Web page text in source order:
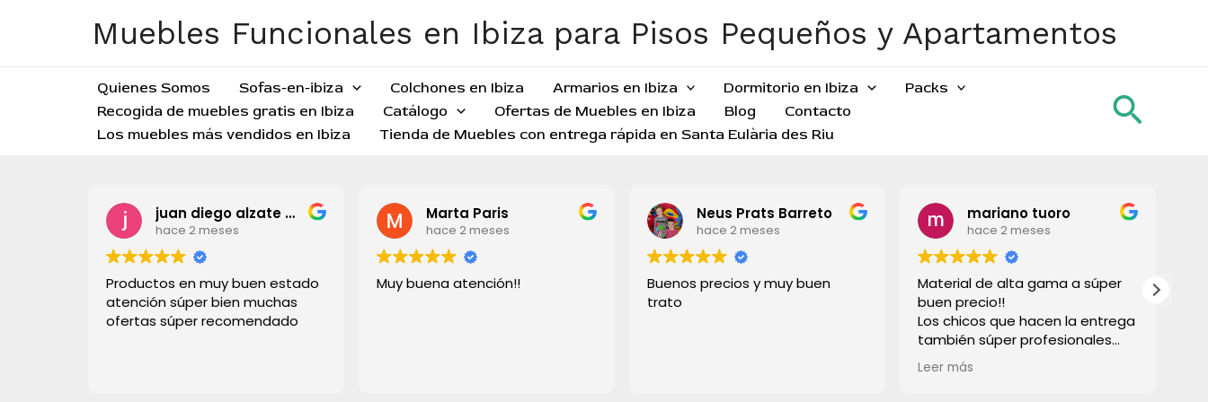
Muebles Funcionales en Ibiza para Pisos Pequeños y Apartamentos
Quienes Somos Sofas-en-ibiza Colchones en Ibiza Armarios en Ibiza Dormitorio en Ibiza
Packs
Recogida de muebles gratis en Ibiza
Catálogo Ofertas de Muebles en Ibiza Blog
Contacto
Los muebles más vendidos en Ibiza
Tienda de Muebles con entrega rápida en Santa Eulària des Riu
juan diego alzate grisales
hace 2 meses
Productos en muy buen estado
atención súper bien muchas
ofertas súper recomendado
Marta Paris
hace 2 meses
Muy buena atención!!
Neus Prats Barreto
hace 2 meses
Buenos precios y muy buen
trato
mariano tuoro
hace 2 meses
Material de alta gama a súper
buen precio!!
Los chicos que hacen la entrega
también súper profesionales
rápido e súper limpios! Lo
recomiendo a todos!
Leer más